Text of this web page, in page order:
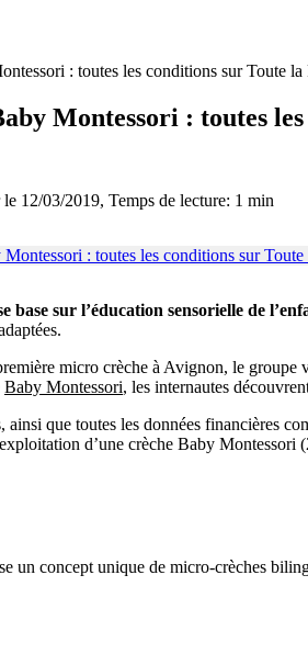
: toutes les conditions sur Toute la
Montessori : toutes
12/03/2019, Temps de lecture: 1 min
base sur l’éducation sensorielle de
micro crèche à Avignon, le
Baby Montessori, les internautes
que toutes les données financières
d’une crèche Baby
concept unique de micro-crèches